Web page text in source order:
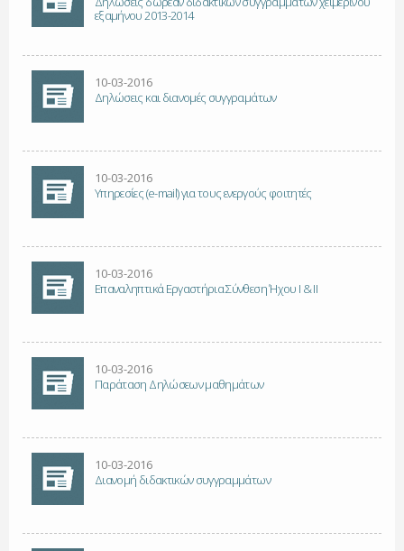
εξαμήνου 2013-2014
10-03-2016
Δηλώσεις και διανομές συγγραμάτων
10-03-2016
Υπηρεσίες (e-mail) για τους ενεργούς φοιτητές
10-03-2016
Επαναληπτικά Εργαστήρια Σύνθεση Ήχου Ι & ΙΙ
10-03-2016
Παράταση Δηλώσεων μαθημάτων
10-03-2016
Διανομή διδακτικών συγγραμμάτων